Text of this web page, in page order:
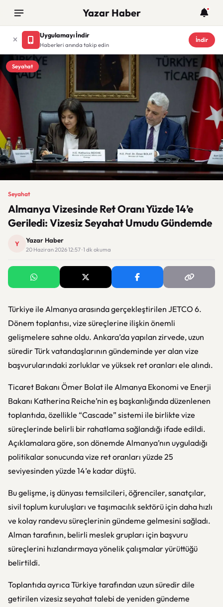
Yazar Haber
Uygulamayı İndir
Haberleri anında takip edin
İndir
Seyahat
Seyahat
Almanya Vizesinde Ret Oranı Yüzde 14’e
Geriledi: Vizesiz Seyahat Umudu Gündemde
Y Yazar Haber
20 Haziran 2026 12:57 · 1 dk okuma
Türkiye ile Almanya arasında gerçekleştirilen JETCO 6.
Dönem toplantısı, vize süreçlerine ilişkin önemli
gelişmelere sahne oldu. Ankara’da yapılan zirvede, uzun
süredir Türk vatandaşlarının gündeminde yer alan vize
başvurularındaki zorluklar ve yüksek ret oranları ele alındı.
Ticaret Bakanı Ömer Bolat ile Almanya Ekonomi ve Enerji
Bakanı Katherina Reiche’nin eş başkanlığında düzenlenen
toplantıda, özellikle “Cascade” sistemi ile birlikte vize
süreçlerinde belirli bir rahatlama sağlandığı ifade edildi.
Açıklamalara göre, son dönemde Almanya’nın uyguladığı
politikalar sonucunda vize ret oranları yüzde 25
seviyesinden yüzde 14’e kadar düştü.
Bu gelişme, iş dünyası temsilcileri, öğrenciler, sanatçılar,
sivil toplum kuruluşları ve taşımacılık sektörü için daha hızlı
ve kolay randevu süreçlerinin gündeme gelmesini sağladı.
Alman tarafının, belirli meslek grupları için başvuru
süreçlerini hızlandırmaya yönelik çalışmalar yürüttüğü
belirtildi.
Toplantıda ayrıca Türkiye tarafından uzun süredir dile
getirilen vizesiz seyahat talebi de yeniden gündeme